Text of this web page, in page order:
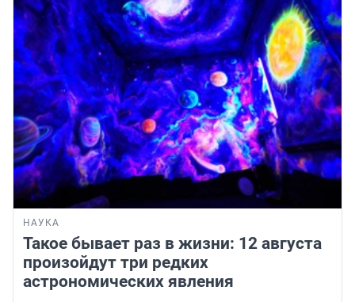
НАУКА
Такое бывает раз в жизни: 12 августа
произойдут три редких
астрономических явления